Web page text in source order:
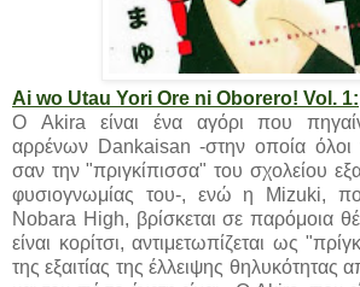
Ai wo Utau Yori Ore ni Oborero! Vol. 1:
Ο Akira είναι ένα αγόρι που
αρρένων Dankaisan -στην οποία όλοι
σαν την "πριγκίπισσα" του σχολείου
φυσιογνωμίας του-, ενώ η Mizuki,
Nobara High, βρίσκεται σε παρόμοια
είναι κορίτσι, αντιμετωπίζεται ως
της εξαιτίας της έλλειψης θηλυκότητας